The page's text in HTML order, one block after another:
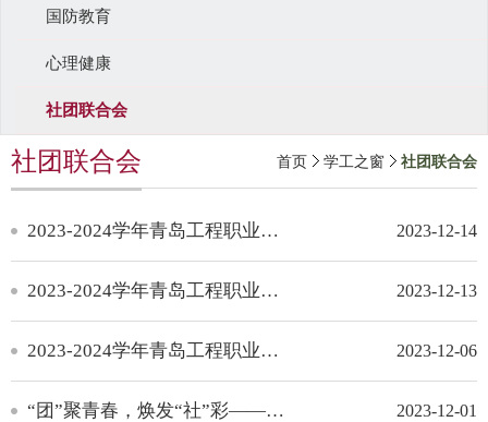
国防教育
心理健康
社团联合会
首页 学工之窗 社团联合会
社团联合会
2023-2024学年青岛工程职业学院“活力社团”风采展示 | CTF攻防联盟社团 2023-12-14
2023-2024学年青岛工程职业学院 “活力社团”风采展示 | 1024艾克联盟社团 2023-12-13
2023-2024学年青岛工程职业学院 “活力社团”信息通讯社团风采展示 2023-12-06
“团”聚青春，焕发“社”彩——青岛工程职业学院开展“社团巡礼月”系列主题活动 2023-12-01